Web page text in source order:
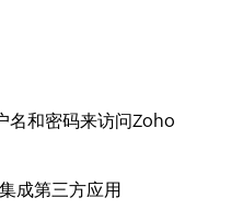
名和密码来访问Zoho
成第三方应用